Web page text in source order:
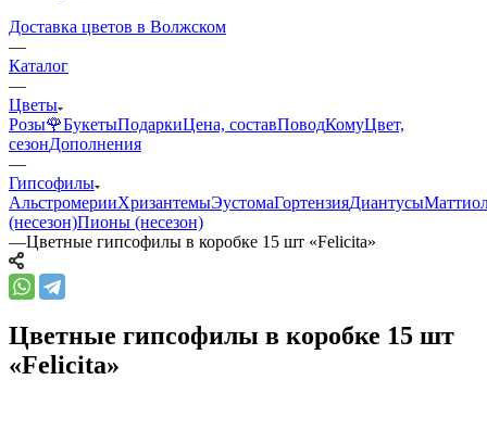
Доставка цветов в Волжском
—
Каталог
—
Цветы
Розы🌹БукетыПодаркиЦена, составПоводКомуЦвет,
сезонДополнения
—
Гипсофилы
АльстромерииХризантемыЭустомаГортензияДиантусы
(несезон)Пионы (несезон)
—Цветные гипсофилы в коробке 15 шт «Felicita»
Цветные гипсофилы в коробке 15 шт
«Felicita»